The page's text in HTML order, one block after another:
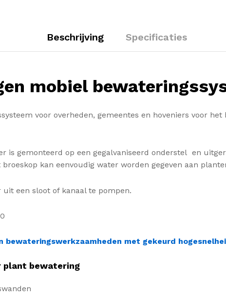
Beschrijving Specificaties
mobiel
voor overheden, gemeentes en hoveniers voor
is gemonteerd op een gegalvaniseerd onderstel en
kan eenvoudig water worden gegeven aan
een sloot of kanaal te pompen.
met gekeurd
plant bewatering